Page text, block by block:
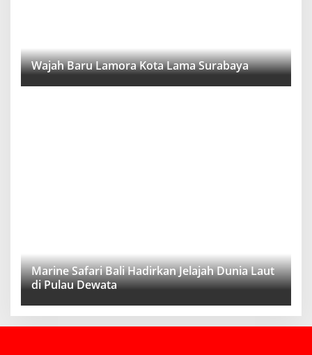
Wajah Baru Lamora Kota Lama Surabaya
Marine Safari Bali Hadirkan Jelajah Dunia Laut
di Pulau Dewata